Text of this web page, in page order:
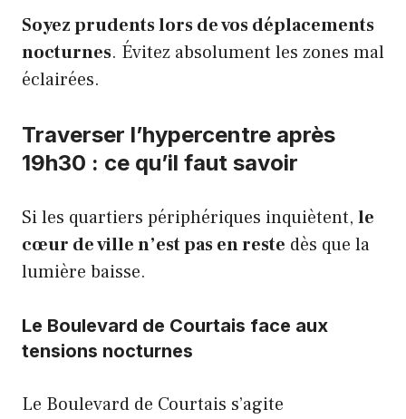
Soyez prudents lors de vos déplacements
nocturnes. Évitez absolument les zones mal
éclairées.
Traverser l’hypercentre après
19h30 : ce qu’il faut savoir
Si les quartiers périphériques inquiètent, le
cœur de ville n’est pas en reste dès que la
lumière baisse.
Le Boulevard de Courtais face aux
tensions nocturnes
Le Boulevard de Courtais s’agite